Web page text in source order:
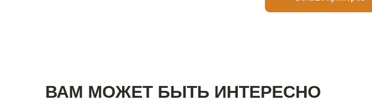
ВАМ МОЖЕТ БЫТЬ ИНТЕРЕСНО